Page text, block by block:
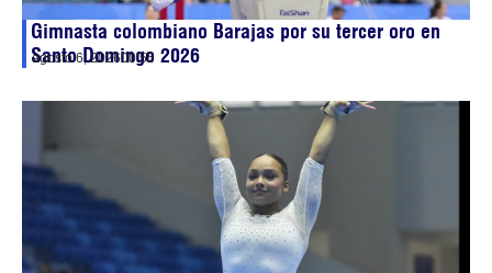
Gimnasta colombiano Barajas por su tercer oro en
Santo Domingo 2026
agosto 6, 202600:55